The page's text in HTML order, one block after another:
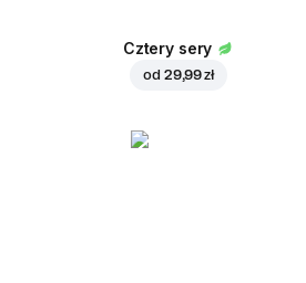
Cztery sery
od 29,99 zł